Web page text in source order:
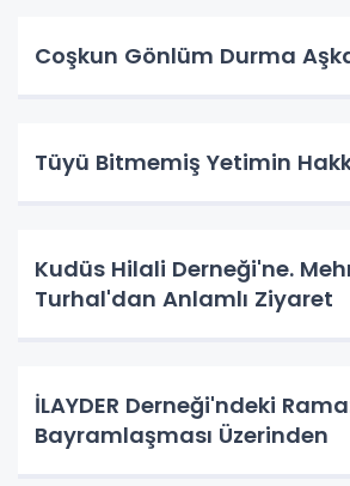
Coşkun Gönlüm Durma
Tüyü Bitmemiş Yetimin
Kudüs Hilali Derneği'ne.
Turhal'dan Anlamlı Ziyaret
İLAYDER Derneği'ndeki
Bayramlaşması Üzerinden